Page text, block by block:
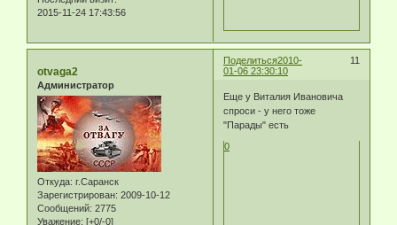
2015-11-24 17:43:56
Поделиться 11
2010-
01-06 23:30:10
otvaga2
Администратор
Откуда: г.Саранск
Зарегистрирован: 2009-10-12
Сообщений: 2775
Уважение: [+0/-0]
Еще у Виталия Ивановича
спроси - у него тоже
"Парады" есть
0